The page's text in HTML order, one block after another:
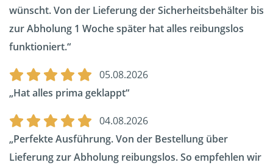
wünscht. Von der Lieferung der Sicherheitsbehälter bis
zur Abholung 1 Woche später hat alles reibungslos
funktioniert.
05.08.2026
Hat alles prima geklappt
04.08.2026
Perfekte Ausführung. Von der Bestellung über
Lieferung zur Abholung reibungslos. So empfehlen wir